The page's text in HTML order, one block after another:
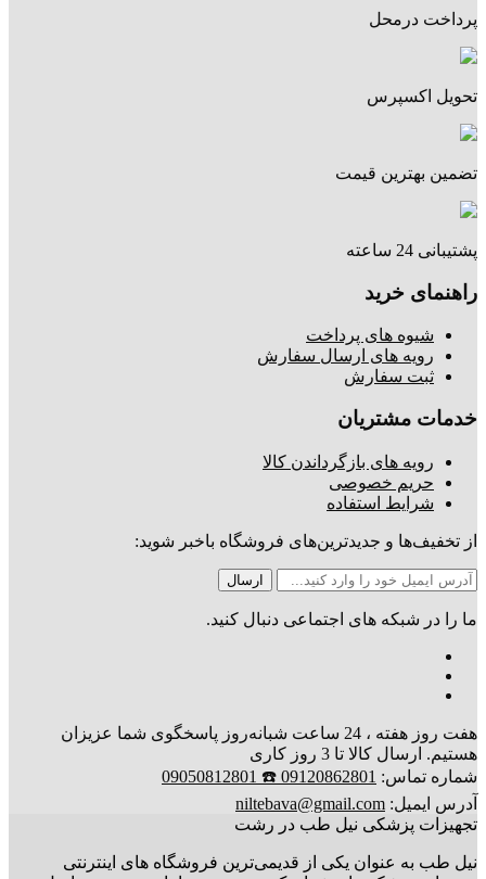
پرداخت درمحل
تحویل اکسپرس
تضمین بهترین قیمت
پشتیبانی 24 ساعته
راهنمای خرید
شیوه های پرداخت
رویه های ارسال سفارش
ثبت سفارش
خدمات مشتریان
رویه های بازگرداندن کالا
حریم خصوصی
شرایط استفاده
از تخفیف‌ها و جدیدترین‌های فروشگاه باخبر شوید:
ما را در شبکه های اجتماعی دنبال کنید.
هفت روز هفته ، 24 ساعت شبانه‌روز پاسخگوی شما عزیزان
هستیم. ارسال کالا تا 3 روز کاری
شماره تماس: 09120862801 ☎️ 09050812801
آدرس ایمیل: niltebava@gmail.com
تجهیزات پزشکی نیل طب در رشت
نیل طب به عنوان یکی از قدیمی‌ترین فروشگاه های اینترنتی